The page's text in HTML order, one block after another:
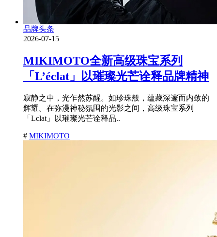
品牌头条
2026-07-15
MIKIMOTO全新高级珠宝系列
「L’éclat」以璀璨光芒诠释品牌精神
寂静之中，光乍然苏醒。如珍珠般，蕴藏深邃而内敛的
辉耀。在弥漫神秘氛围的光影之间，高级珠宝系列
「Lclat」以璀璨光芒诠释品..
# MIKIMOTO